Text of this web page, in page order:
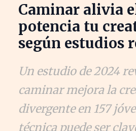
Caminar alivia
potencia tu
según estudios
Un estudio de 2024
caminar mejora la
divergente en 157
técnica puede ser